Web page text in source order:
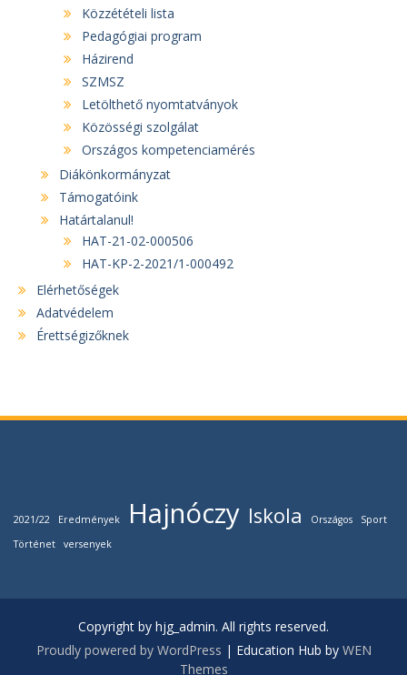
Közzétételi lista
Pedagógiai program
Házirend
SZMSZ
Letölthető nyomtatványok
Közösségi szolgálat
Országos kompetenciamérés
Diákönkormányzat
Támogatóink
Határtalanul!
HAT-21-02-000506
HAT-KP-2-2021/1-000492
Elérhetőségek
Adatvédelem
Érettségizőknek
2021/22 Eredmények Hajnóczy Iskola Országos
Sport
Történet
versenyek
Copyright by hjg_admin. All rights reserved.
Proudly powered by WordPress | Education Hub by WEN
Themes